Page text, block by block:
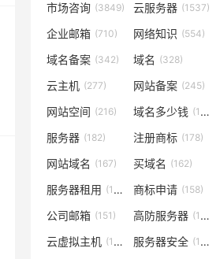
市场咨询 (3849) 云服务器 (1537)
企业邮箱 (710) 网络知识 (554)
域名备案 (342) 域名 (328)
云主机 (277) 网站备案 (245)
网站空间 (216) 域名多少钱 (194)
服务器 (182) 注册商标 (178)
网站域名 (167) 买域名 (162)
服务器租用 (160) 商标申请 (158)
公司邮箱 (151) 高防服务器 (146)
云虚拟主机 (140) 服务器安全 (137)